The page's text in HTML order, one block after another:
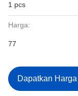
1 pcs
Harga:
77
Dapatkan Harga